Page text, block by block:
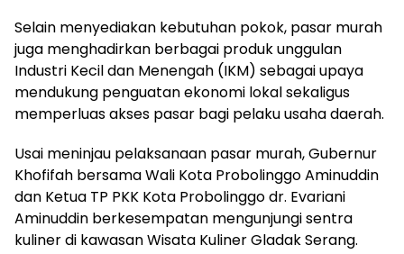
Selain menyediakan kebutuhan pokok, pasar murah
juga menghadirkan berbagai produk unggulan
Industri Kecil dan Menengah (IKM) sebagai upaya
mendukung penguatan ekonomi lokal sekaligus
memperluas akses pasar bagi pelaku usaha daerah.
Usai meninjau pelaksanaan pasar murah, Gubernur
Khofifah bersama Wali Kota Probolinggo Aminuddin
dan Ketua TP PKK Kota Probolinggo dr. Evariani
Aminuddin berkesempatan mengunjungi sentra
kuliner di kawasan Wisata Kuliner Gladak Serang.